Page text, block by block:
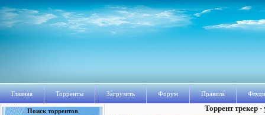
Главная Торренты Загрузить Форум Правила
Поиск торрентов Торрент трекер